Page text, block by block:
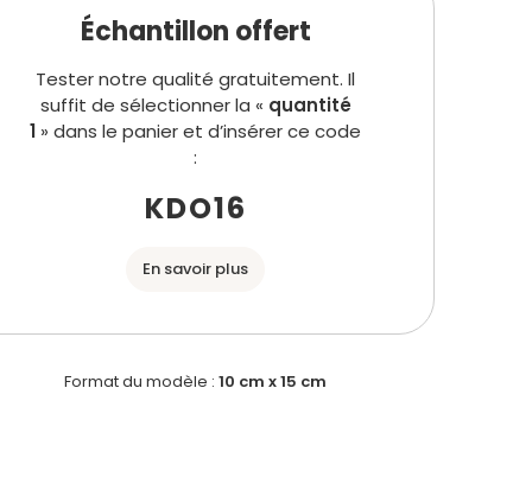
Format du modèle : 10 cm x 15 cm
Échantillon offert
Tester notre qualité gratuitement. Il
suffit de sélectionner la « quantité
1 » dans le panier et d’insérer ce code
:
KDO16
En savoir plus